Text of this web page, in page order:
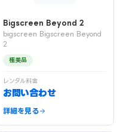
Bigscreen Beyond 2
bigscreen Bigscreen Beyond
2
極美品
レンタル料金
お問い合わせ
詳細を見る